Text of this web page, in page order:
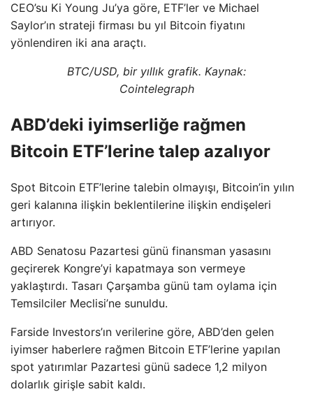
CEO’su Ki Young Ju’ya göre, ETF’ler ve Michael
Saylor’ın strateji firması bu yıl Bitcoin fiyatını
yönlendiren iki ana araçtı.
BTC/USD, bir yıllık grafik. Kaynak:
Cointelegraph
ABD’deki iyimserliğe rağmen
Bitcoin ETF’lerine talep azalıyor
Spot Bitcoin ETF’lerine talebin olmayışı, Bitcoin’in yılın
geri kalanına ilişkin beklentilerine ilişkin endişeleri
artırıyor.
ABD Senatosu Pazartesi günü finansman yasasını
geçirerek Kongre’yi kapatmaya son vermeye
yaklaştırdı. Tasarı Çarşamba günü tam oylama için
Temsilciler Meclisi’ne sunuldu.
Farside Investors’ın verilerine göre, ABD’den gelen
iyimser haberlere rağmen Bitcoin ETF’lerine yapılan
spot yatırımlar Pazartesi günü sadece 1,2 milyon
dolarlık girişle sabit kaldı.